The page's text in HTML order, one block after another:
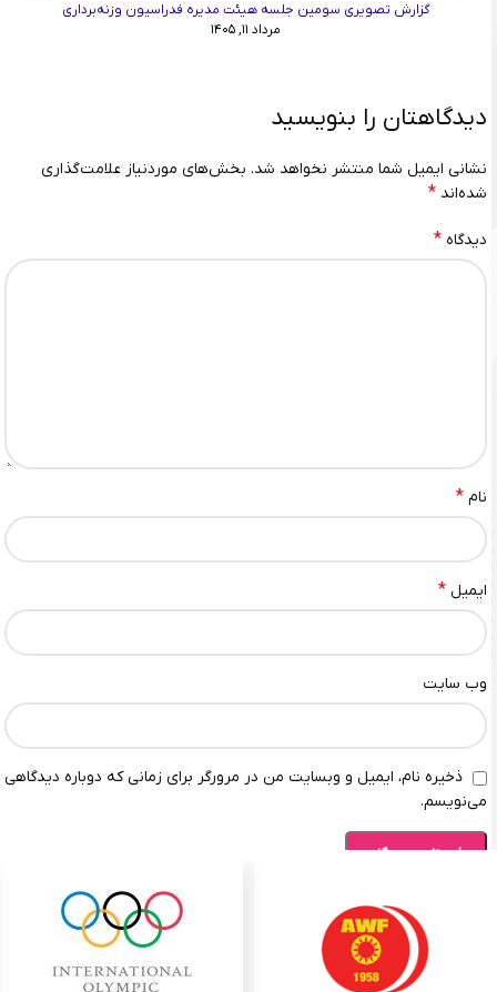
گزارش تصویری سومین جلسه هیئت مدیره فدراسیون وزنه‌برداری
مرداد ۱۱, ۱۴۰۵
دیدگاهتان را بنویسید
نشانی ایمیل شما منتشر نخواهد شد. بخش‌های موردنیاز علامت‌گذاری
شده‌اند *
دیدگاه *
نام *
ایمیل *
وب‌ سایت
ذخیره نام، ایمیل و وبسایت من در مرورگر برای زمانی که دوباره دیدگاهی
می‌نویسم.